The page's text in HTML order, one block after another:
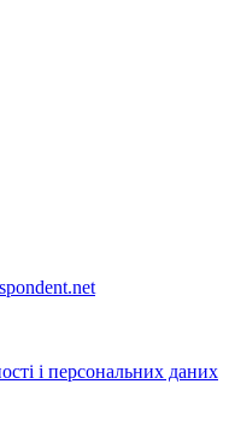
і персональних даних